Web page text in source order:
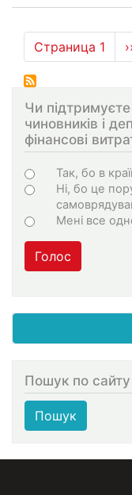
Нумерация
страниц
Страница 1
Чи
чиновників і
фінансові
Choices
Так, бо в
Ні, бо це
Мені все
Голос
Пошук по сайту
Пошук